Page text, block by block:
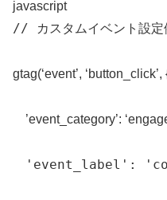
javascript
// カスタムイベント設定
gtag(‘event’, ‘button_click’,
’event_category’:
'event_label' :